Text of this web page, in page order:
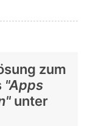
zum
"Apps
unter